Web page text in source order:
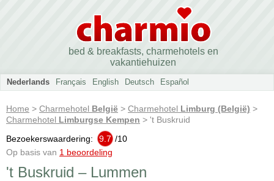
bed & breakfasts, charmehotels en
vakantiehuizen
Nederlands Français English Deutsch Español
Home > Charmehotel België > Charmehotel Limburg (België) >
Charmehotel Limburgse Kempen > 't Buskruid
Bezoekerswaardering:
9.7 /10
Op basis van 1 beoordeling
't Buskruid – Lummen